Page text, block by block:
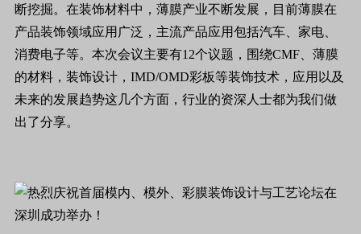
断挖掘。在装饰材料中，薄膜产业不断发展，目前薄膜在
产品装饰领域应用广泛，主流产品应用包括汽车、家电、
消费电子等。本次会议主要有12个议题，围绕CMF、薄膜
的材料，装饰设计，IMD/OMD彩板等装饰技术，应用以及
未来的发展趋势这几个方面，行业的资深人士都为我们做
出了分享。